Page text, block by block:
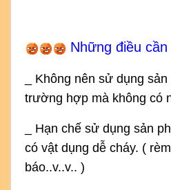
Những điều
_ Không nên sử dụng
trường hợp mà không có
_ Hạn chế sử dụng sản
có vật dụng dễ cháy. (
báo..v..v.. )